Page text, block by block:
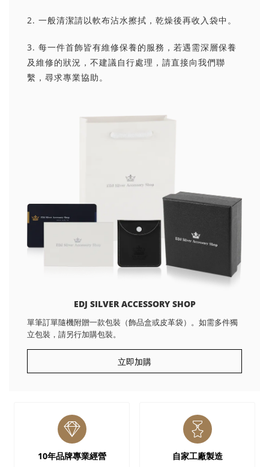
2. 一般清潔請以軟布沾水擦拭，乾燥後再收入袋中。
3. 每一件首飾皆有維修保養的服務，若遇需深層保養
及維修的狀況，不建議自行處理，請直接向我們聯
繫，尋求專業協助。
EDJ SILVER ACCESSORY SHOP
單筆訂單隨機附贈一款包裝（飾品盒或皮革袋）。如需多件獨
立包裝，請另行加購包裝。
立即加購
10年品牌專業經營 自家工廠製造